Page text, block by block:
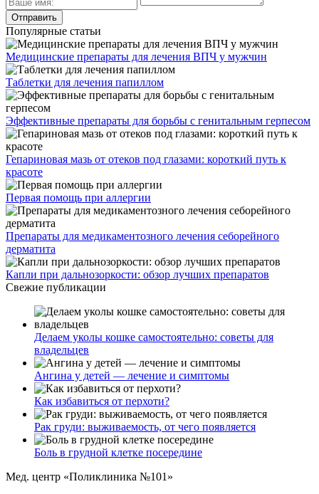
Популярные статьи
Медицинские препараты для лечения ВПЧ у мужчин
Таблетки для лечения папиллом
Эффективные препараты для борьбы с генитальным герпесом
Гепариновая мазь от отеков под глазами: короткий путь к
красоте
Первая помощь при аллергии
Препараты для медикаментозного лечения себорейного
дерматита
Капли при дальнозоркости: обзор лучших препаратов
Свежие публикации
Делаем уколы кошке самостоятельно: советы для
владельцев
Ангина у детей — лечение и симптомы
Как избавиться от перхоти?
Рак груди: выживаемость, от чего появляется
Боль в грудной клетке посередине
Мед. центр «Поликлиника №101»